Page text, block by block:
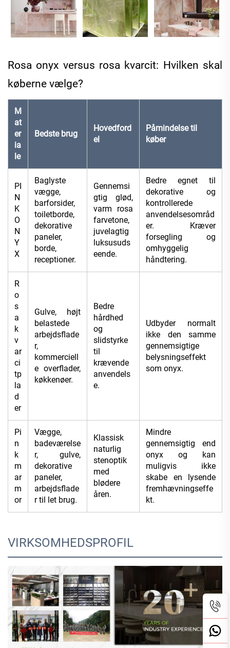
Rosa onyx versus rosa kvarcit: Hvilken skal
køberne vælge?
M
at
er
ia
le
Bedste brug
Hovedford
el
Påmindelse til
køber
PI
N
K
O
N
Y
X
Baglyste
vægge,
barforsider,
toiletborde,
dekorative
paneler,
borde,
receptioner.
Gennemsi
gtig glød,
varm rosa
farvetone,
juvelagtig
luksusuds
eende.
Bedre egnet til
dekorative og
kontrollerede
anvendelsesområd
er. Kræver
forsegling og
omhyggelig
håndtering.
R
o
s
a
k
v
ar
ci
tp
la
d
er
Gulve, højt
belastede
arbejdsflade
r,
kommerciell
e overflader,
køkkenøer.
Bedre
hårdhed
og
slidstyrke
til
krævende
anvendels
e.
Udbyder normalt
ikke den samme
gennemsigtige
belysningseffekt
som onyx.
Pi
n
k
m
ar
m
or
Vægge,
badeværelse
r, gulve,
dekorative
paneler,
arbejdsflade
r til let brug.
Klassisk
naturlig
stenoptik
med
blødere
åren.
Mindre
gennemsigtig end
onyx og kan
muligvis ikke
skabe en lysende
fremhævningseffe
kt.
VIRKSOMHEDSPROFIL